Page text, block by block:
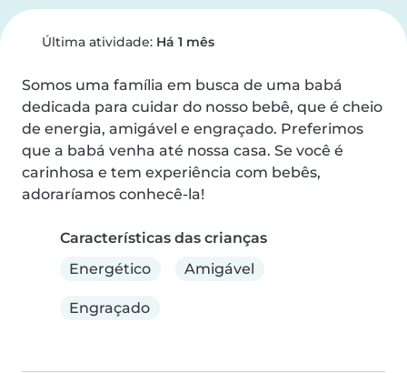
Última atividade: Há 1 mês
Somos uma família em busca de uma babá
dedicada para cuidar do nosso bebê, que é cheio
de energia, amigável e engraçado. Preferimos
que a babá venha até nossa casa. Se você é
carinhosa e tem experiência com bebês,
adoraríamos conhecê-la!
Características das crianças
Energético
Amigável
Engraçado